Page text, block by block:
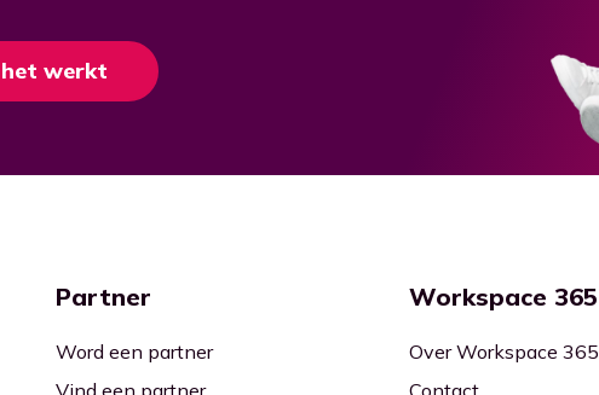
werkt
Partner
Word een partner
Vind een partner
Workspace 365
Over Workspace 365
Contact